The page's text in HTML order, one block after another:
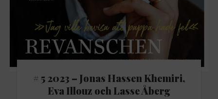
# 5 2023 – Jonas Hassen Khemiri,
Eva Illouz och Lasse Åberg